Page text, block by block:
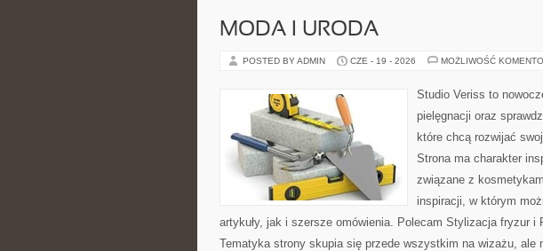
MODA I URODA
POSTED BY ADMIN CZE - 19 - 2026 MOŻLIWOŚĆ
Studio Veriss to
pielęgnacji oraz
które chcą rozwijać
Strona ma charakter
związane z
inspiracji, w którym
artykuły, jak i szersze omówienia. Polecam Stylizacja fryzur
Tematyka strony skupia się przede wszystkim na wizażu, ale